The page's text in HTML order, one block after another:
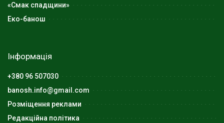
«Смак спадщини»
Еко-банош
Інформація
+380 96 507030
banosh.info@gmail.com
Розміщення реклами
Редакційна політика